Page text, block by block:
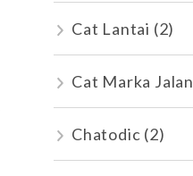
Cat Lantai (2)
Cat Marka Jalan
Chatodic (2)